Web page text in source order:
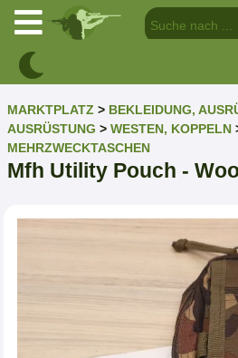
MARKTPLATZ > BEKLEIDUNG,
AUSRÜSTUNG > WESTEN, KOPPELN
MEHRZWECKTASCHEN
Mfh Utility Pouch -